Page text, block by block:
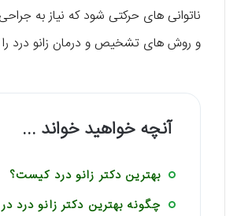
ناتوانی های حرکتی شود که نیاز به
و روش های تشخیص و درمان زانو درد را
آنچه خواهید خواند ...
بهترین دکتر زانو درد کیست؟
چگونه بهترین دکتر زانو درد